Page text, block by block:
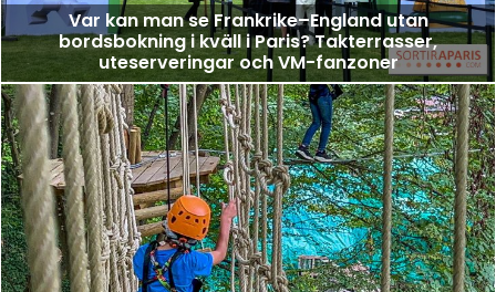
Var kan man se Frankrike–England utan
bordsbokning i kväll i Paris? Takterrasser,
uteserveringar och VM-fanzoner